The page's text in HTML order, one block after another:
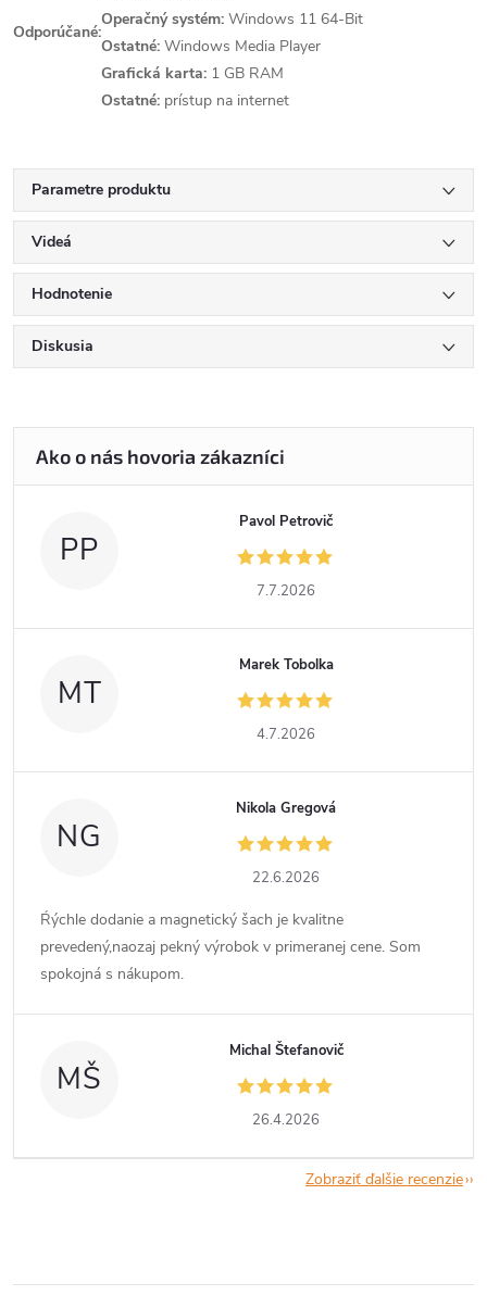
Odporúčané:
Operačný systém: Windows 11 64-Bit
Ostatné: Windows Media Player
Grafická karta: 1 GB RAM
Ostatné: prístup na internet
Parametre produktu
Videá
Hodnotenie
Diskusia
PP
Pavol Petrovič
7.7.2026
MT
Marek Tobolka
4.7.2026
NG
Nikola Gregová
22.6.2026
Ŕýchle dodanie a magnetický šach je kvalitne
prevedený,naozaj pekný výrobok v primeranej cene. Som
spokojná s nákupom.
MŠ
Michal Štefanovič
26.4.2026
Zobraziť ďalšie recenzie